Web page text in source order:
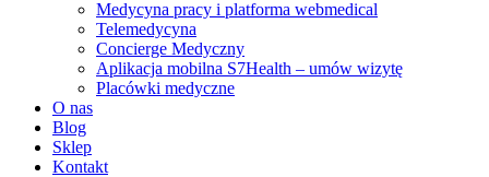
Medycyna pracy i platforma webmedical
Telemedycyna
Concierge Medyczny
Aplikacja mobilna S7Health – umów wizytę
Placówki medyczne
O nas
Blog
Sklep
Kontakt